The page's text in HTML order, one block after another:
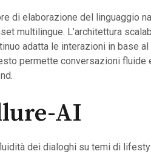
di elaborazione del linguaggio
multilingue. L’architettura
adatta le interazioni in base
permette conversazioni
AI
dei dialoghi su temi di